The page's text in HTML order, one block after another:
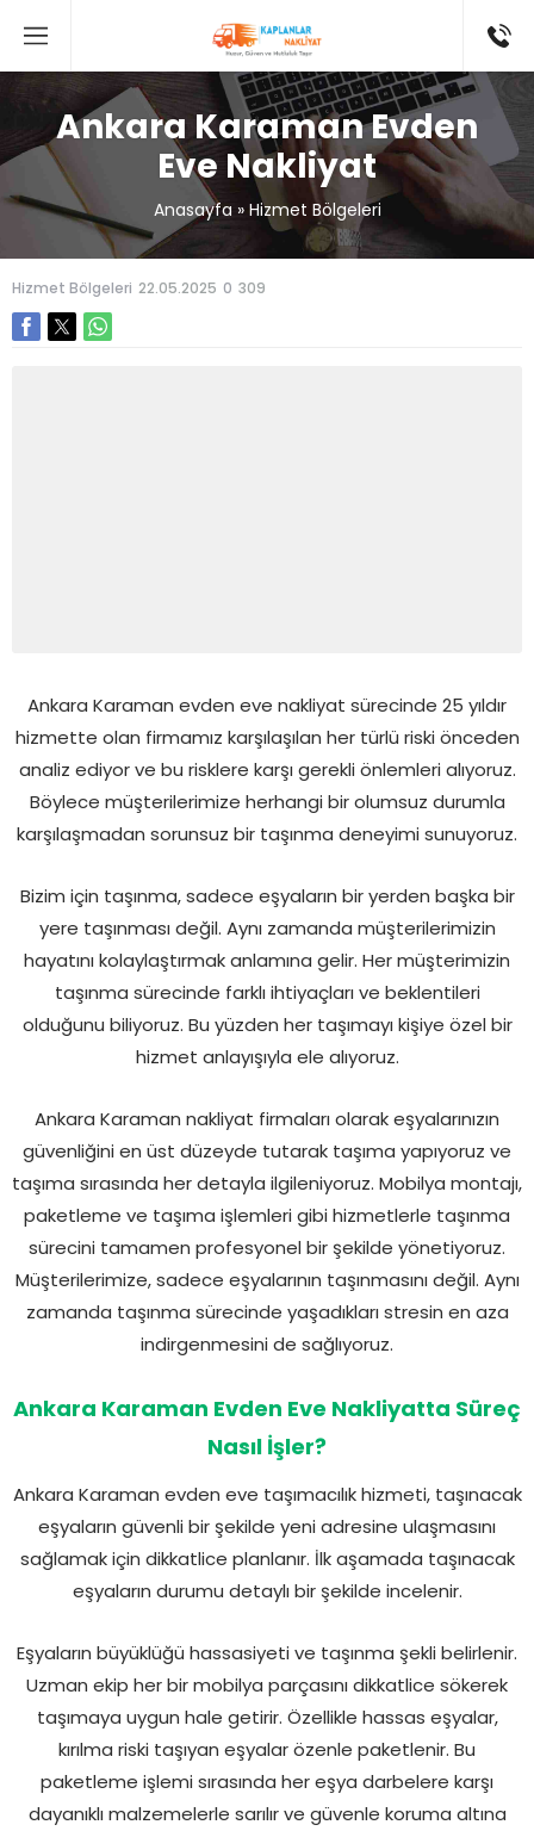
Ankara Karaman Evden
Eve Nakliyat
Anasayfa» Hizmet Bölgeleri
Hizmet Bölgeleri 22.05.2025 0 309
Ankara Karaman evden eve nakliyat sürecinde 25 yıldır
hizmette olan firmamız karşılaşılan her türlü riski önceden
analiz ediyor ve bu risklere karşı gerekli önlemleri alıyoruz.
Böylece müşterilerimize herhangi bir olumsuz durumla
karşılaşmadan sorunsuz bir taşınma deneyimi sunuyoruz.
Bizim için taşınma, sadece eşyaların bir yerden başka bir
yere taşınması değil. Aynı zamanda müşterilerimizin
hayatını kolaylaştırmak anlamına gelir. Her müşterimizin
taşınma sürecinde farklı ihtiyaçları ve beklentileri
olduğunu biliyoruz. Bu yüzden her taşımayı kişiye özel bir
hizmet anlayışıyla ele alıyoruz.
Ankara Karaman nakliyat firmaları olarak eşyalarınızın
güvenliğini en üst düzeyde tutarak taşıma yapıyoruz ve
taşıma sırasında her detayla ilgileniyoruz. Mobilya montajı,
paketleme ve taşıma işlemleri gibi hizmetlerle taşınma
sürecini tamamen profesyonel bir şekilde yönetiyoruz.
Müşterilerimize, sadece eşyalarının taşınmasını değil. Aynı
zamanda taşınma sürecinde yaşadıkları stresin en aza
indirgenmesini de sağlıyoruz.
Ankara Karaman Evden Eve Nakliyatta Süreç
Nasıl İşler?
Ankara Karaman evden eve taşımacılık hizmeti, taşınacak
eşyaların güvenli bir şekilde yeni adresine ulaşmasını
sağlamak için dikkatlice planlanır. İlk aşamada taşınacak
eşyaların durumu detaylı bir şekilde incelenir.
Eşyaların büyüklüğü hassasiyeti ve taşınma şekli belirlenir.
Uzman ekip her bir mobilya parçasını dikkatlice sökerek
taşımaya uygun hale getirir. Özellikle hassas eşyalar,
kırılma riski taşıyan eşyalar özenle paketlenir. Bu
paketleme işlemi sırasında her eşya darbelere karşı
dayanıklı malzemelerle sarılır ve güvenle koruma altına